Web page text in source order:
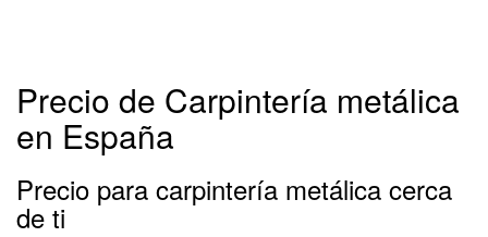
Precio de Carpintería metálica
en España
Precio para carpintería metálica cerca
de ti